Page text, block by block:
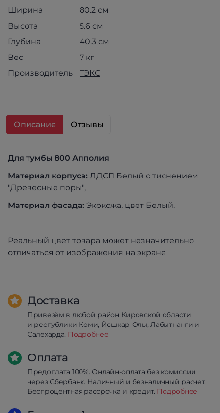
Ширина
80.2 см
Высота
5.6 см
Глубина
40.3 см
Вес
7 кг
Производитель
ТЭКС
Описание Отзывы
Для тумбы 800 Апполия
Материал корпуса: ЛДСП Белый с тиснением
"Древесные поры",
Материал фасада: Экокожа, цвет Белый.
Реальный цвет товара может незначительно
отличаться от изображения на экране
Доставка
Привезём в любой район Кировской области
и республики Коми, Йошкар-Олы, Лабытнанги и
Салехарда. Подробнее
Оплата
Предоплата 100%. Онлайн-оплата без комиссии
через Сбербанк. Наличный и безналичный расчет.
Беспроцентная рассрочка и кредит. Подробнее